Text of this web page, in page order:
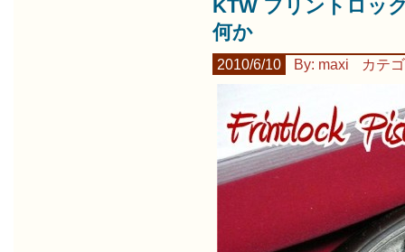
KTW フリントロッ
何か
2010/6/10 By: maxi カテ